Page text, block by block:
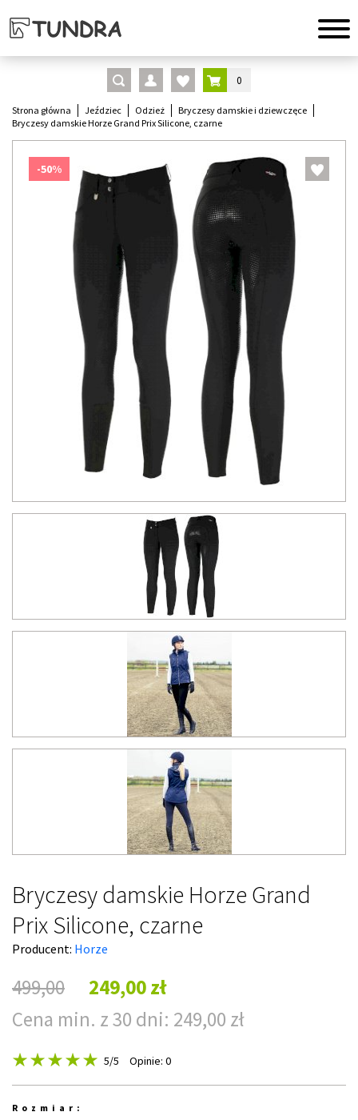
0
Strona główna Jeździec Odzież
Bryczesy damskie i dziewczęce
Bryczesy damskie Horze Grand Prix Silicone, czarne
-50%
Bryczesy damskie Horze Grand
Prix Silicone, czarne
Producent: Horze
499,00
249,00 zł
Cena min. z 30 dni: 249,00 zł
5/5 Opinie: 0
Rozmiar: